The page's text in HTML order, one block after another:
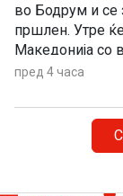
во Бодрум и се
пршлен. Утре
Македонија со
Службата за
пред 4 часа